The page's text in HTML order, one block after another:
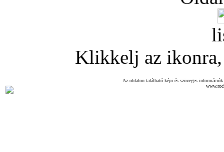
Klikkelj az ikonra,
Az oldalon található képi és szöveges információk